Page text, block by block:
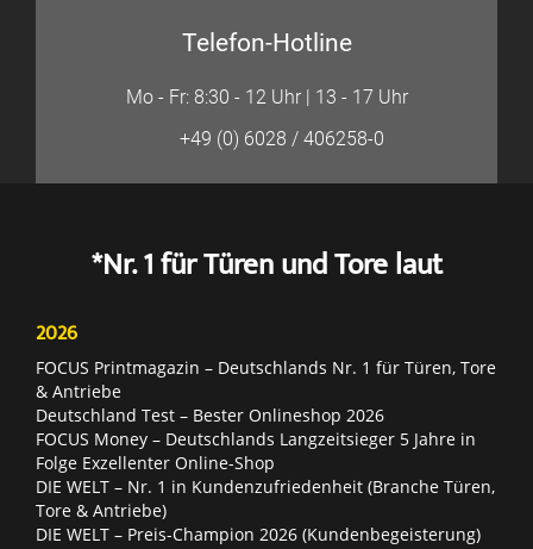
Telefon-Hotline
Mo - Fr: 8:30 - 12 Uhr | 13 - 17 Uhr
+49 (0) 6028 / 406258-0
*Nr. 1 für Türen und Tore laut
2026
FOCUS Printmagazin – Deutschlands Nr. 1 für Türen, Tore
& Antriebe
Deutschland Test – Bester Onlineshop 2026
FOCUS Money – Deutschlands Langzeitsieger 5 Jahre in
Folge Exzellenter Online-Shop
DIE WELT – Nr. 1 in Kundenzufriedenheit (Branche Türen,
Tore & Antriebe)
DIE WELT – Preis-Champion 2026 (Kundenbegeisterung)